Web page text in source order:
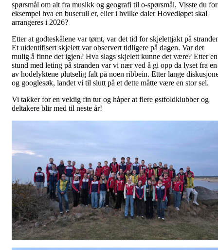
spørsmål om alt fra musikk og geografi til o-spørsmål. Visste du for
eksempel hva en buserull er, eller i hvilke daler Hovedløpet skal
arrangeres i 2026?
Etter at godteskålene var tømt, var det tid for skjelettjakt på
Et uidentifisert skjelett var observert tidligere på dagen. Var det
mulig å finne det igjen? Hva slags skjelett kunne det være? Etter en
stund med leting på stranden var vi nær ved å gi opp da lyset fra en
av hodelyktene plutselig falt på noen ribbein. Etter lange
og googlesøk, landet vi til slutt på et dette måtte være en stor sel.
Vi takker for en veldig fin tur og håper at flere østfoldklubber og
deltakere blir med til neste år!